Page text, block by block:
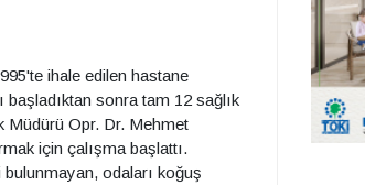
ihale edilen hastane
sonra tam 12 sağlık
Müdürü Opr. Dr. Mehmet
için çalışma başlattı.
odaları koğuş